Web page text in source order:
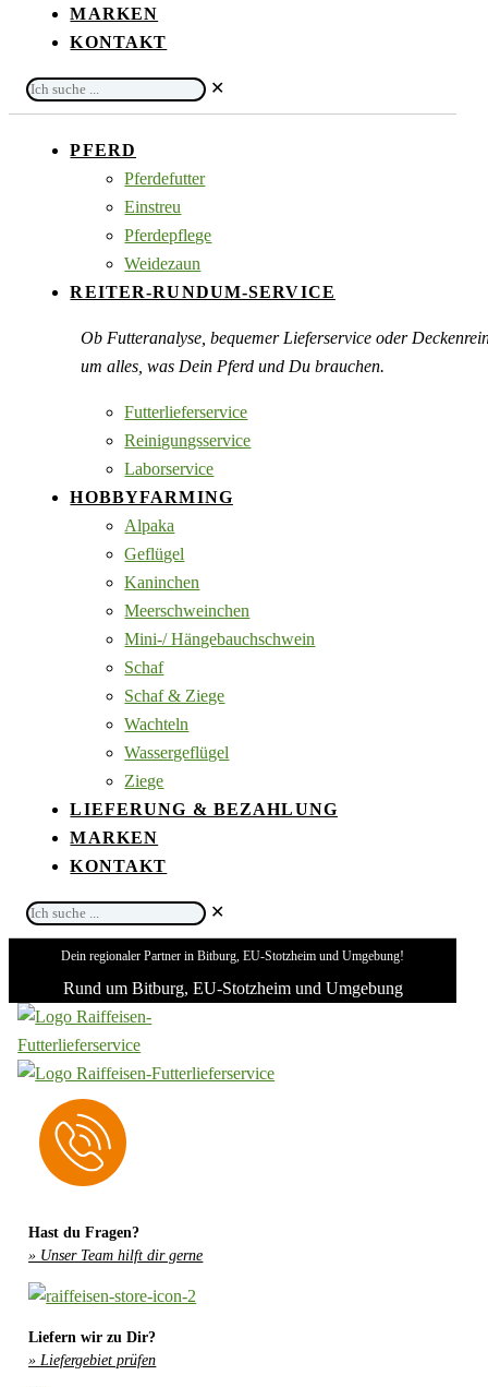
MARKEN
KONTAKT
Ich
suche
✕
PFERD
Pferdefutter
Einstreu
Pferdepflege
Weidezaun
REITER-RUNDUM-SERVICE
Ob Futteranalyse, bequemer Lieferservice oder
um alles, was Dein Pferd und Du brauchen.
Futterlieferservice
Reinigungsservice
Laborservice
HOBBYFARMING
Alpaka
Geflügel
Kaninchen
Meerschweinchen
Mini-/ Hängebauchschwein
Schaf
Schaf & Ziege
Wachteln
Wassergeflügel
Ziege
LIEFERUNG & BEZAHLUNG
MARKEN
KONTAKT
Ich
suche
✕
Dein regionaler Partner in Bitburg, EU-Stotzheim und Umgebung!
Rund um Bitburg, EU-Stotzheim und Umgebung
Hast du Fragen?
» Unser Team hilft dir gerne
Liefern wir zu Dir?
» Liefergebiet prüfen